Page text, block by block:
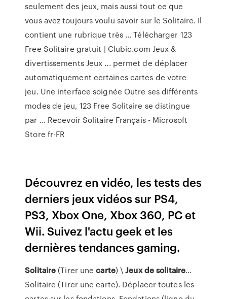
seulement des jeux, mais aussi tout ce que
vous avez toujours voulu savoir sur le Solitaire. Il
contient une rubrique très ... Télécharger 123
Free Solitaire gratuit | Clubic.com Jeux &
divertissements Jeux ... permet de déplacer
automatiquement certaines cartes de votre
jeu. Une interface soignée Outre ses différents
modes de jeu, 123 Free Solitaire se distingue
par ... Recevoir Solitaire Français - Microsoft
Store fr-FR
Découvrez en vidéo, les tests des
derniers jeux vidéos sur PS4,
PS3, Xbox One, Xbox 360, PC et
Wii. Suivez l'actu geek et les
dernières tendances gaming.
Solitaire (Tirer unecarte) \Jeux desolitaire…
Solitaire (Tirer une carte). Déplacer toutes les